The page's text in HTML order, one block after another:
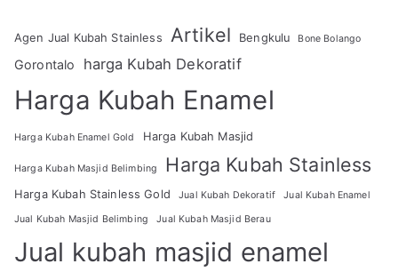
Agen Jual Kubah Stainless Artikel Bengkulu Bone Bolango
Gorontalo harga Kubah Dekoratif
Harga Kubah Enamel
Harga Kubah Enamel Gold Harga Kubah Masjid
Harga Kubah Masjid Belimbing Harga Kubah Stainless
Harga Kubah Stainless Gold Jual Kubah Dekoratif Jual Kubah Enamel
Jual Kubah Masjid Belimbing Jual Kubah Masjid Berau
Jual kubah masjid enamel